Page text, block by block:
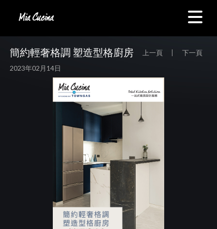
上一頁 下一頁
簡約輕奢格調 塑造型格廚房
2023年02月14日